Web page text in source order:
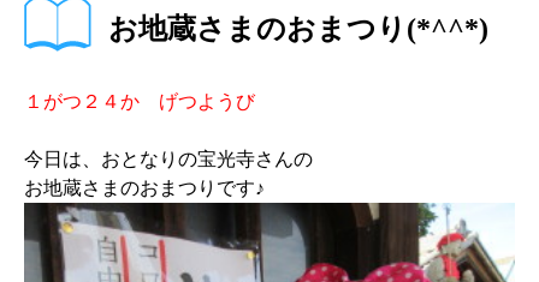
お地蔵さまのおまつり(*^^*)
１がつ２４か げつようび
今日は、おとなりの宝光寺さんの
お地蔵さまのおまつりです♪